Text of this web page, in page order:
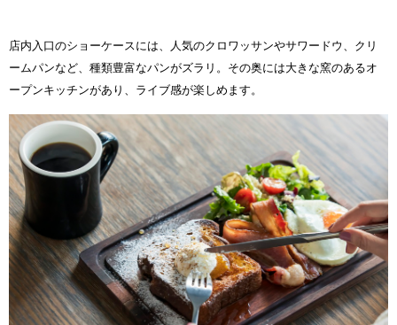
店内入口のショーケースには、人気のクロワッサンやサワードウ、クリ
ームパンなど、種類豊富なパンがズラリ。その奥には大きな窯のあるオ
ープンキッチンがあり、ライブ感が楽しめます。